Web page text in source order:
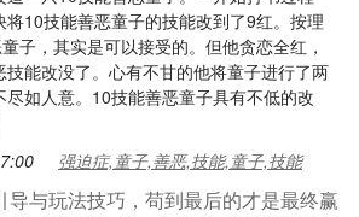
将10技能善恶童子的技能改到了9红。按理
子，其实是可以接受的。但他贪恋全红，
技能改没了。心有不甘的他将童子进行了两
尽如人意。10技能善恶童子具有不低的改
强迫症,童子,善恶,技能,童子,技能